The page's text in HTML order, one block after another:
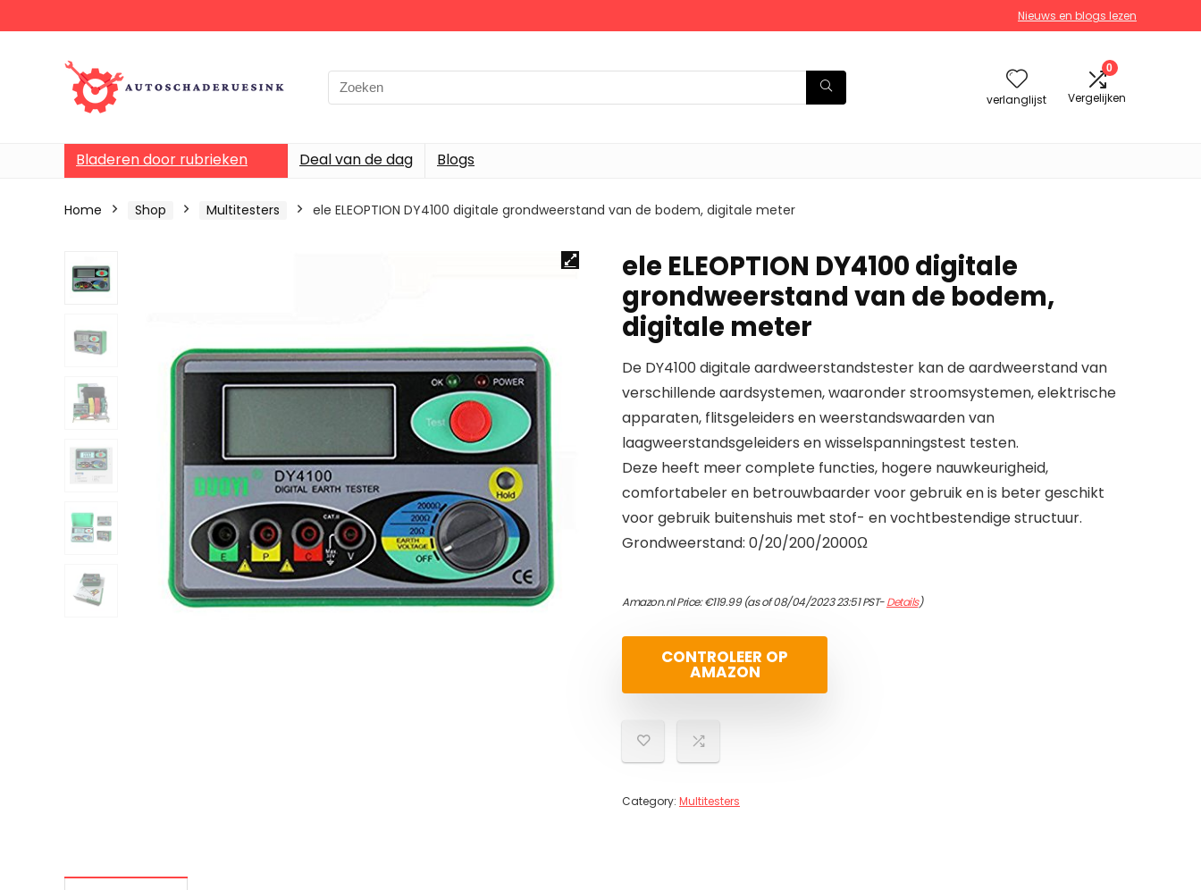
Nieuws en blogs lezen
verlanglijst
0
Vergelijken
Bladeren door rubrieken Deal van de dag Blogs
Home Shop Multitesters ele ELEOPTION DY4100 digitale grondweerstand van de bodem, digitale meter
ele ELEOPTION DY4100 digitale
grondweerstand van de bodem,
digitale meter
De DY4100 digitale aardweerstandstester kan de aardweerstand van
verschillende aardsystemen, waaronder stroomsystemen, elektrische
apparaten, flitsgeleiders en weerstandswaarden van
laagweerstandsgeleiders en wisselspanningstest testen.
Deze heeft meer complete functies, hogere nauwkeurigheid,
comfortabeler en betrouwbaarder voor gebruik en is beter geschikt
voor gebruik buitenshuis met stof- en vochtbestendige structuur.
Grondweerstand: 0/20/200/2000Ω
Amazon.nl Price:€119.99(as of 08/04/2023 23:51 PST-Details)
CONTROLEER OP
AMAZON
Category: Multitesters